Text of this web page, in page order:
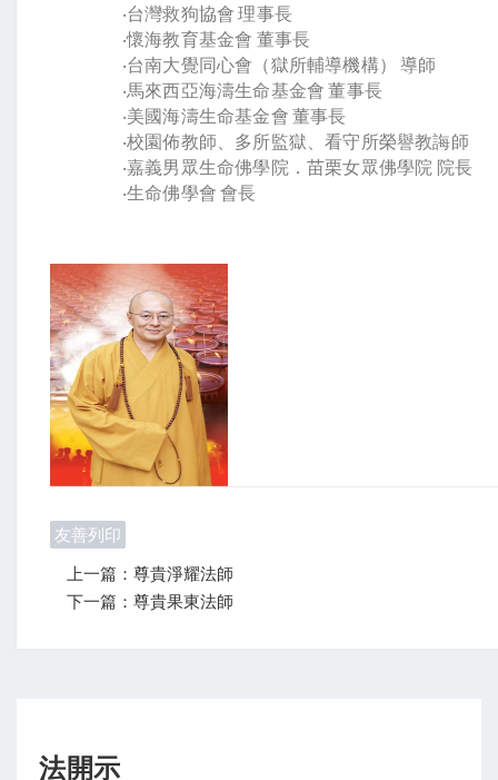
‧台灣救狗協會 理事長
‧懷海教育基金會 董事長
‧台南大覺同心會（獄所輔導機構） 導師
‧馬來西亞海濤生命基金會 董事長
‧美國海濤生命基金會 董事長
‧校園佈教師、多所監獄、看守所榮譽教誨師
‧嘉義男眾生命佛學院．苗栗女眾佛學院 院長
‧生命佛學會 會長
友善列印
上一篇：尊貴淨耀法師
下一篇：尊貴果東法師
法開示